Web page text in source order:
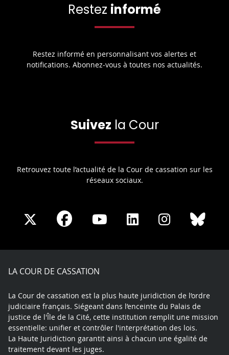
Restez informé
Restez informé en personnalisant vos alertes et
notifications. Abonnez-vous à toutes nos actualités.
Suivez la Cour
Retrouvez toute l’actualité de la Cour de cassation sur les
réseaux sociaux.
Share
X
Share
Facebook
Share
Youtube
Share
LinkedIn
Share
Instagram
LA COUR DE CASSATION
La Cour de cassation est la plus haute juridiction de l’ordre
judiciaire français. Siégeant dans l’enceinte du Palais de
justice de l'Île de la Cité, cette institution remplit une mission
essentielle: unifier et contrôler l'interprétation des lois.
La Haute Juridiction garantit ainsi à chacun une égalité de
traitement devant les juges.